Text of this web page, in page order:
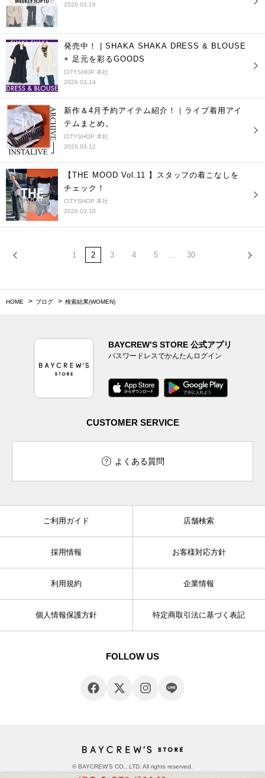
2026.03.16
発売中！ | SHAKA SHAKA DRESS & BLOUSE
+ 足元を彩るGOODS
CITYSHOP 本社
2026.03.14
新作＆4月予約アイテム紹介！｜ライブ着用アイ
テムまとめ。
CITYSHOP 本社
2026.03.12
【THE MOOD Vol.11 】スタッフの着こなしを
チェック！
CITYSHOP 本社
2026.03.10
1 2 3 4 5 ... 30
HOME ブログ 検索結果(WOMEN)
BAYCREW’S STORE 公式アプリ
パスワードレスでかんたんログイン
CUSTOMER SERVICE
よくある質問
ご利用ガイド 店舗検索
採用情報 お客様対応方針
利用規約 企業情報
個人情報保護方針 特定商取引法に基づく表記
FOLLOW US
© BAYCREW’S CO., LTD. All rights reserved.